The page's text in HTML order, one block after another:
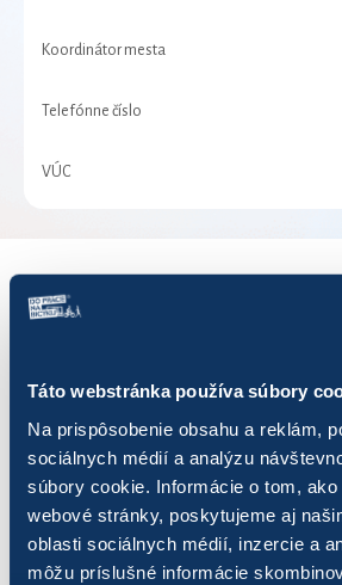
Táto webstránka používa súbory
Na prispôsobenie obsahu a reklám,
sociálnych médií a analýzu
súbory cookie. Informácie o tom,
webové stránky, poskytujeme aj
oblasti sociálnych médií, inzercie a
môžu príslušné informácie
Koordinátor mesta
Telefónne číslo
VÚC
VÝSLEDKY PRE
Zobraziť výsledkov
Názov
... kým sa nerozbije